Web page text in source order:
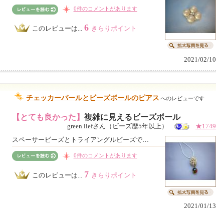
0件のコメントがあります
このレビューは... 6 きらりポイント
2021/02/10
チェッカーパールとビーズボールのピアス へのレビューです
【とても良かった】 複雑に見えるビーズボール
green liefさん（ビーズ歴5年以上）
★1749
スペーサービーズとトライアングルビーズで…
0件のコメントがあります
このレビューは... 7 きらりポイント
2021/01/13